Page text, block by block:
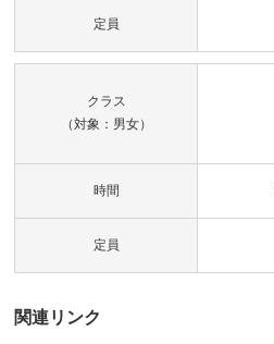
定員
クラス
（対象：男女）
時間
定員
関連リンク